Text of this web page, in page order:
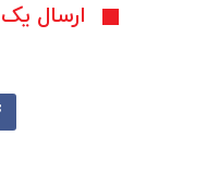
ارسال